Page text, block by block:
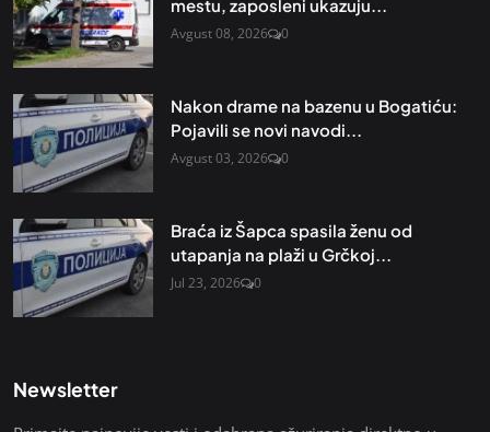
mestu, zaposleni ukazuju...
Avgust 08, 2026 0
Nakon drame na bazenu u Bogatiću:
Pojavili se novi navodi...
Avgust 03, 2026 0
Braća iz Šapca spasila ženu od
utapanja na plaži u Grčkoj...
Jul 23, 2026 0
Newsletter